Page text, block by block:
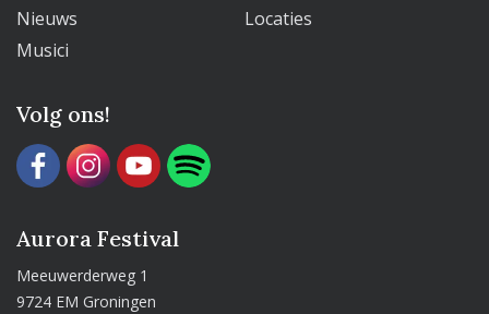
Nieuws
Locaties
Musici
Volg ons!
Aurora Festival
Meeuwerderweg 1
9724 EM Groningen